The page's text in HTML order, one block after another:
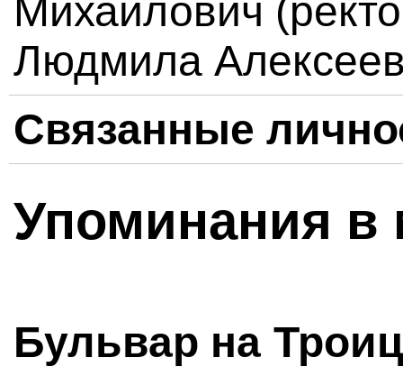
Михайлович
Людмила
Связанные
Упоминания в
Бульвар на